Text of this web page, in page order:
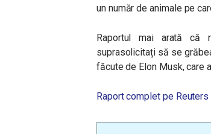
un număr de animale pe
Raportul mai arată că
suprasolicitați să se
făcute de Elon Musk, care
Raport complet pe Reuters